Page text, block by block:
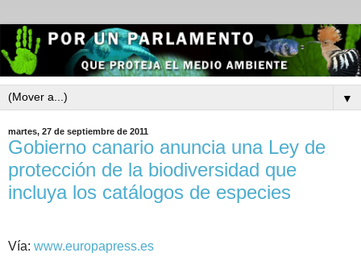
▼
martes, 27 de septiembre de 2011
Gobierno canario anuncia una Ley de
protección de la biodiversidad que
incluya los catálogos de especies
Vía: www.europapress.es